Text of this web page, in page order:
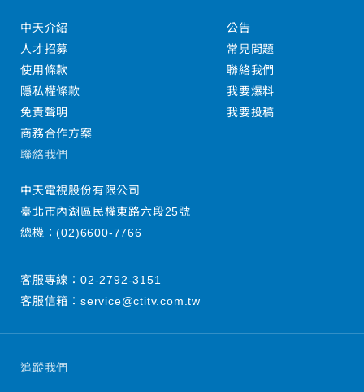
追蹤我們
中天介紹
人才招募
使用條款
隱私權條款
免責聲明
商務合作方案
公告
常見問題
聯絡我們
我要爆料
我要投稿
聯絡我們
中天電視股份有限公司
臺北市內湖區民權東路六段25號
總機：(02)6600-7766
客服專線： 02-2792-3151
客服信箱： service@ctitv.com.tw